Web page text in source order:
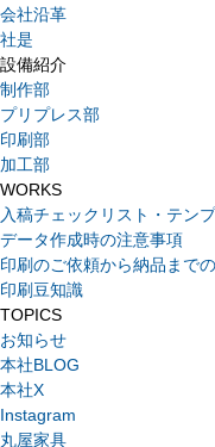
会社沿革
社是
設備紹介
制作部
プリプレス部
印刷部
加工部
WORKS
入稿チェックリスト・テン
データ作成時の注意事項
印刷のご依頼から納品まで
印刷豆知識
TOPICS
お知らせ
本社BLOG
本社X
Instagram
丸屋家具